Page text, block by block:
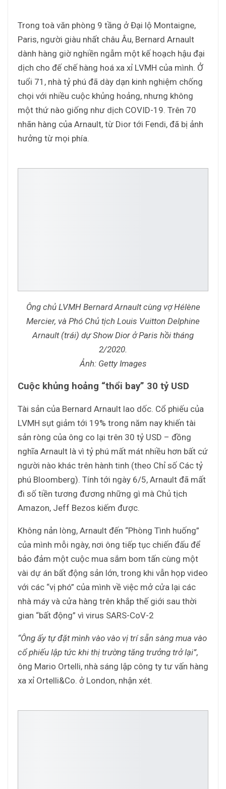
Trong toà văn phòng 9 tầng ở Đại lộ Montaigne,
Paris, người giàu nhất châu Âu, Bernard Arnault
dành hàng giờ nghiền ngẫm một kế hoạch hậu đại
dịch cho đế chế hàng hoá xa xỉ LVMH của mình. Ở
tuổi 71, nhà tỷ phú đã dày dạn kinh nghiệm chống
chọi với nhiều cuộc khủng hoảng, nhưng không
một thứ nào giống như dịch COVID-19. Trên 70
nhãn hàng của Arnault, từ Dior tới Fendi, đã bị ảnh
hưởng từ mọi phía.
Ông chủ LVMH Bernard Arnault cùng vợ Hélène
Mercier, và Phó Chủ tịch Louis Vuitton Delphine
Arnault (trái) dự Show Dior ở Paris hồi tháng
2/2020.
Ảnh: Getty Images
Cuộc khủng hoảng “thổi bay” 30 tỷ USD
Tài sản của Bernard Arnault lao dốc. Cổ phiếu của
LVMH sụt giảm tới 19% trong năm nay khiến tài
sản ròng của ông co lại trên 30 tỷ USD – đồng
nghĩa Arnault là vì tỷ phú mất mát nhiều hơn bất cứ
người nào khác trên hành tinh (theo Chỉ số Các tỷ
phú Bloomberg). Tính tới ngày 6/5, Arnault đã mất
đi số tiền tương đương những gì mà Chủ tịch
Amazon, Jeff Bezos kiếm được.
Không nản lòng, Arnault đến “Phòng Tình huống”
của mình mỗi ngày, nơi ông tiếp tục chiến đấu để
bảo đảm một cuộc mua sắm bom tấn cùng một
vài dự án bất động sản lớn, trong khi vẫn họp video
với các “vị phó” của mình về việc mở cửa lại các
nhà máy và cửa hàng trên khắp thế giới sau thời
gian “bất động” vì virus SARS-CoV-2
“Ông ấy tự đặt mình vào vào vị trí sẵn sàng mua vào
cổ phiếu lập tức khi thị trường tăng trưởng trở lại”,
ông Mario Ortelli, nhà sáng lập công ty tư vấn hàng
xa xỉ Ortelli&Co. ở London, nhận xét.